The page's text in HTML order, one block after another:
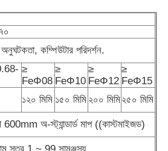
কম্পিউটার পরিদর্শন.
≥
FeΦ08
≥
FeΦ10
≥
FeΦ12
≥
FeΦ15
১২০ মিমি ১৫০ মিমি ২০০ মিমি২৫০ মিমি
600mm অ-স্ট্যান্ডার্ড মাপ ((কাস্টমাইজড)
স্তর 1 ~ 99 সামঞ্জস্য